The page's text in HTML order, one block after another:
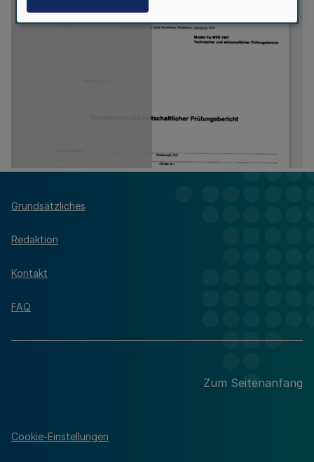
Grundsätzliches
Redaktion
Kontakt
FAQ
Zum Seitenanfang
Cookie-Einstellungen